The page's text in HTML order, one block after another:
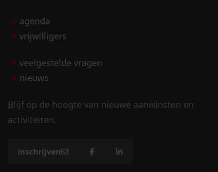
agenda
vrijwilligers
veelgestelde vragen
nieuws
Blijf op de hoogte van nieuwe aanwinsten en
activiteiten.
inschrijven